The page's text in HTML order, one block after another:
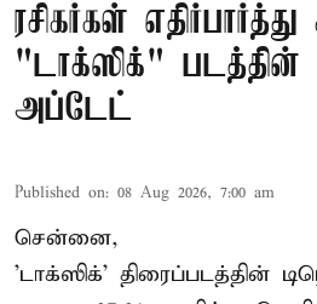
ரசிகர்கள் எதிர்பார்த்து
"டாக்ஸிக்" படத்தின்
அப்டேட்
Published on: 08 Aug 2026, 7:00 am
சென்னை,
'டாக்ஸிக்' திரைப்படத்தின்